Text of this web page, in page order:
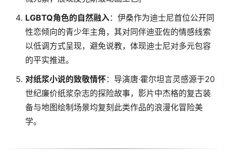
​LGBTQ角色的自然融入​​：伊桑作为迪士尼首位公开同
性恋倾向的青少年主角，其对同伴迪亚佐的情感线索
以低调方式呈现，避免说教，体现迪士尼对多元包容
的平实推进。
​对纸浆小说的致敬情怀​​：导演唐·霍尔坦言灵感源于20
世纪廉价纸浆杂志的探险故事，影片中杰格的复古装
备与地图绘制场景均复刻此类作品的浪漫化冒险美
学。